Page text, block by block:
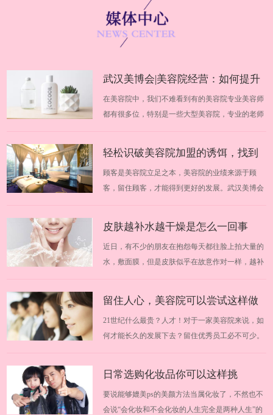
武汉美博会|美容院经营：如何提升
业绩
在美容院中，我们不难看到有的美容院专业美容师
都有很多位，特别是一些大型美容院，专业的老师
识也很到位，但是不知道为什么，每个月的收入却
并不高，而且个人业绩也不是多优秀，为…
轻松识破美容院加盟的诱饵，找到
好的厂商
顾客是美容院立足之本，美容院的业绩来源于顾
客，留住顾客，才能得到更好的发展。武汉美博会
穷，引诱加盟者上当。武汉美博会为大家分享轻松
识破美容院加盟的诱饵，找到好的厂商。20…
皮肤越补水越干燥是怎么一回事
近日，有不少的朋友在抱怨每天都往脸上拍大量的
水，敷面膜，但是皮肤似乎在故意作对一样，越补
中武汉美博会时间安排：2019年11月13日-19日
2019华中武汉美博会地点：中国（武汉）文…
留住人心，美容院可以尝试这样做
21世纪什么最贵？人才！对于一家美容院来说，如
何才能长久的发展下去？留住优秀员工必不可少。
安排：2018年3月29日-31日 2018华中武汉美博会地
点：中国（武汉）文化博览中心 一、塑…
日常选购化妆品你可以这样挑
要说能够媲美ps的美颜方法当属化妆了，不然也不
会说“会化妆和不会化妆的人生完全是两种人生”的